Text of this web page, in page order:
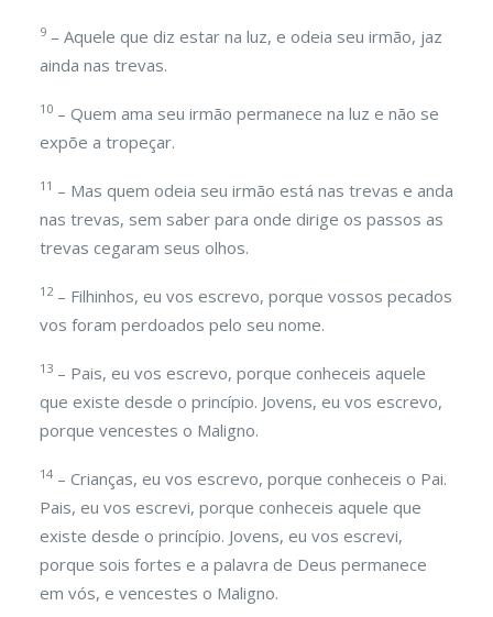
9 – Aquele que diz estar na luz, e odeia seu irmão, jaz
ainda nas trevas.
10 – Quem ama seu irmão permanece na luz e não se
expõe a tropeçar.
11 – Mas quem odeia seu irmão está nas trevas e anda
nas trevas, sem saber para onde dirige os passos as
trevas cegaram seus olhos.
12– Filhinhos, eu vos escrevo, porque vossos pecados
vos foram perdoados pelo seu nome.
13 – Pais, eu vos escrevo, porque conheceis aquele
que existe desde o princípio. Jovens, eu vos escrevo,
porque vencestes o Maligno.
14 – Crianças, eu vos escrevo, porque conheceis o Pai.
Pais, eu vos escrevi, porque conheceis aquele que
existe desde o princípio. Jovens, eu vos escrevi,
porque sois fortes e a palavra de Deus permanece
em vós, e vencestes o Maligno.